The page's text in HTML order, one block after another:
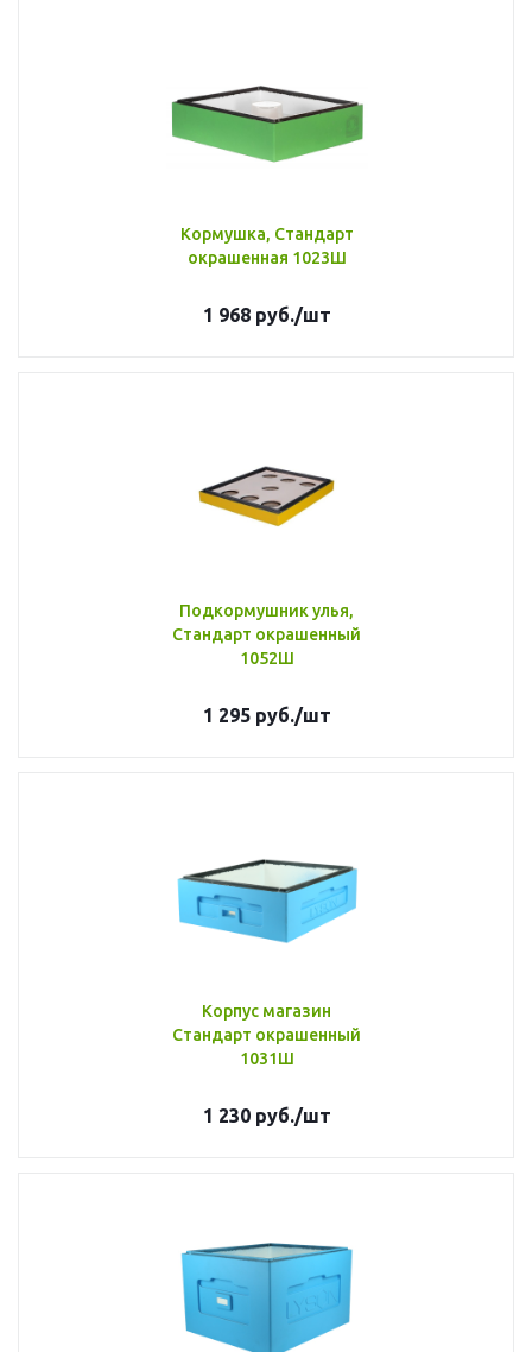
Кормушка, Стандарт
окрашенная 1023Ш
1 968руб./шт
Подкормушник улья,
Стандарт окрашенный
1052Ш
1 295руб./шт
Корпус магазин
Стандарт окрашенный
1031Ш
1 230руб./шт